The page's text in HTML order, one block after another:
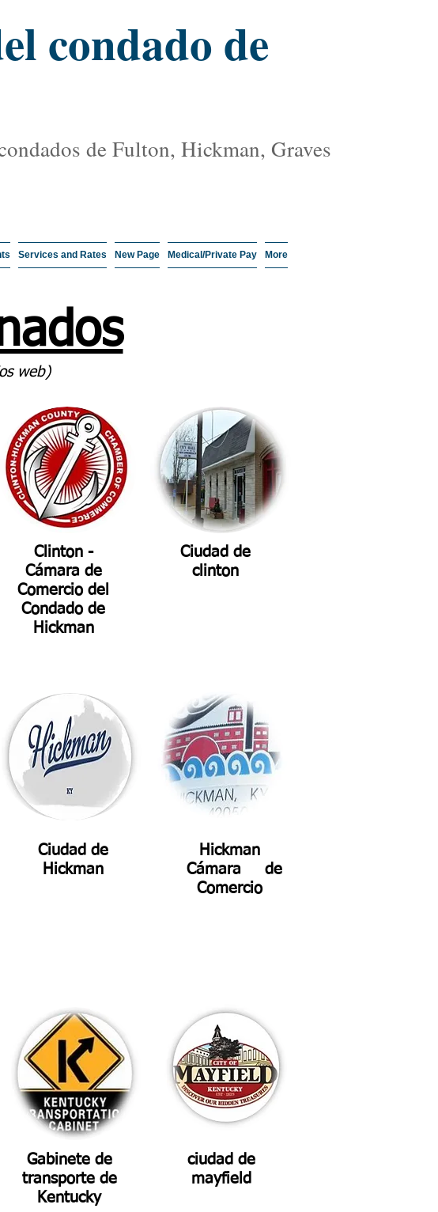
condado de
de Fulton, Hickman, Graves
Services and Rates New Page Medical/Private Pay More
web)
Clinton -
Cámara de
Comercio del
Condado de
Hickman
Ciudad de
clinton
Ciudad de
Hickman
Hickman
Cámara de
Comercio
Gabinete de
transporte de
Kentucky
ciudad de
mayfield